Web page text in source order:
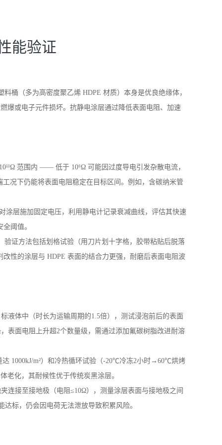
能验证
料桶（多为高密度聚乙烯 HDPE 材质）本身是优良绝缘体，
爆或电子元件损坏。抗静电涂层通过降低表面电阻、加速
¹¹Ω 范围内 —— 低于 10⁶Ω 可能因过度导电引发杂散电流，
况下仍能将表面电阻稳定在目标区间。例如，含碳纳米管
涂层施加固定电压，利用静电计记录衰减曲线，评估其快速
阈值。
证方法包括划格试验（用刀片划十字格，胶带粘贴后脱落
改性的涂层与 HDPE 表面的结合力更强，耐磨后表面电阻波
液体中（时长为运输周期的1.5倍），测试浸泡前后的表面
表面电阻上升超2个数量级，需通过添加氟碳树脂改进耐溶
达 1000kJ/m²）和冷热循环试验（-20℃冷冻2小时→ 60℃烘烤
老化，其耐候性优于传统炭黑涂层。
连接至接地极（电阻≤10Ω），测量涂层表面与接地极之间
达标，仍会因电荷无法泄放导致积累风险。